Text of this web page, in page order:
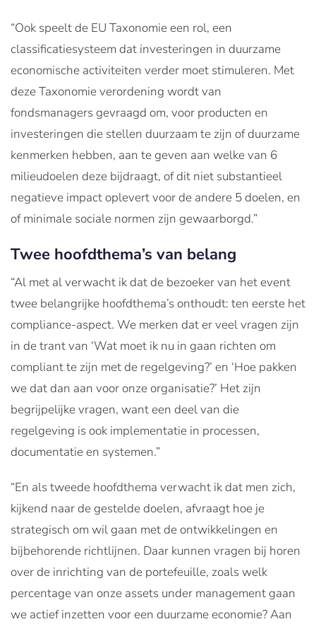
“Ook speelt de EU Taxonomie een rol, een
classificatiesysteem dat investeringen in duurzame
economische activiteiten verder moet stimuleren. Met
deze Taxonomie verordening wordt van
fondsmanagers gevraagd om, voor producten en
investeringen die stellen duurzaam te zijn of duurzame
kenmerken hebben, aan te geven aan welke van 6
milieudoelen deze bijdraagt, of dit niet substantieel
negatieve impact oplevert voor de andere 5 doelen, en
of minimale sociale normen zijn gewaarborgd.”
Twee hoofdthema’s van belang
“Al met al verwacht ik dat de bezoeker van het event
twee belangrijke hoofdthema’s onthoudt: ten eerste het
compliance-aspect. We merken dat er veel vragen zijn
in de trant van ‘Wat moet ik nu in gaan richten om
compliant te zijn met de regelgeving?’ en ‘Hoe pakken
we dat dan aan voor onze organisatie?’ Het zijn
begrijpelijke vragen, want een deel van die
regelgeving is ook implementatie in processen,
documentatie en systemen.”
“En als tweede hoofdthema verwacht ik dat men zich,
kijkend naar de gestelde doelen, afvraagt hoe je
strategisch om wil gaan met de ontwikkelingen en
bijbehorende richtlijnen. Daar kunnen vragen bij horen
over de inrichting van de portefeuille, zoals welk
percentage van onze assets under management gaan
we actief inzetten voor een duurzame economie? Aan